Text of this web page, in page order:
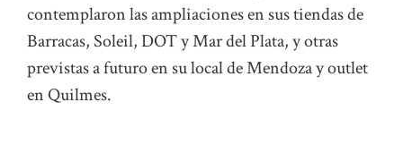
contemplaron las ampliaciones en sus tiendas de
Barracas, Soleil, DOT y Mar del Plata, y otras
previstas a futuro en su local de Mendoza y outlet
en Quilmes.